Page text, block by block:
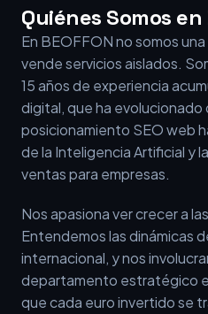
Quiénes Somos en
En BEOFFON no somos
vende servicios aislados.
15 años de experiencia
digital, que ha evolucionado
posicionamiento SEO web
de la Inteligencia Artificial y
ventas para empresas.
Nos apasiona ver crecer a
Entendemos las dinámicas
internacional, y nos
departamento estratégico
que cada euro invertido se